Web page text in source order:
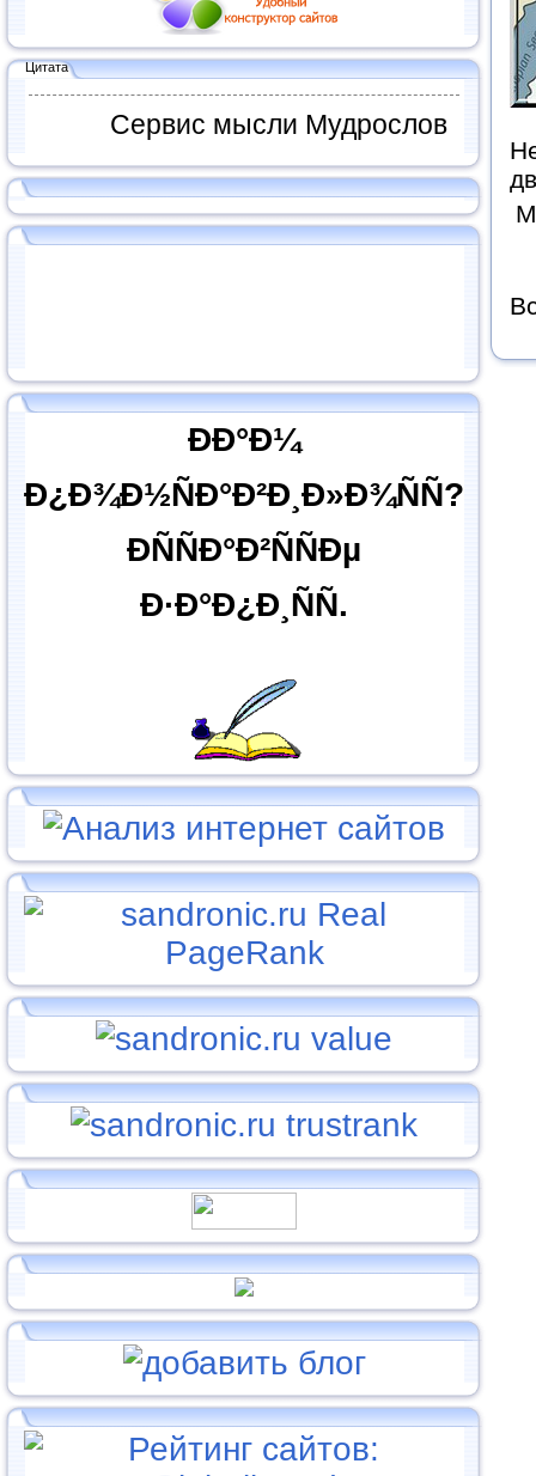
Цитата
Сервис мысли Мудрослов
ÐÐ°Ð¼
Ð¿Ð¾Ð½ÑÐ°Ð²Ð¸Ð»Ð¾ÑÑ?
ÐÑÑÐ°Ð²ÑÑÐµ
Ð·Ð°Ð¿Ð¸ÑÑ.